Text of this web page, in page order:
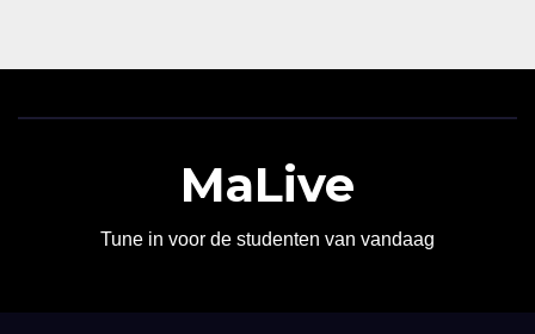
MaLive
Tune in voor de studenten van vandaag